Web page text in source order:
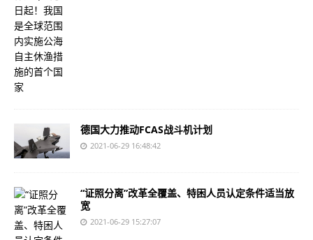
德国大力推动FCAS战斗机计划
2021-06-29 16:48:42
“证照分离”改革全覆盖、特困人员认定条件适当放
宽
2021-06-29 15:27:07